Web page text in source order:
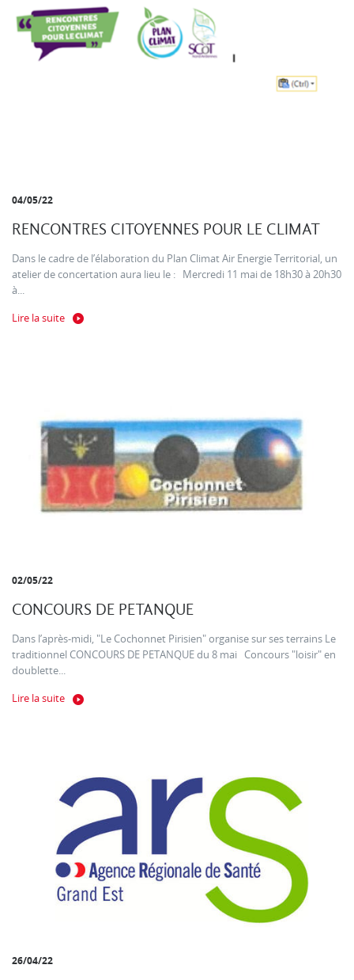
04/05/22
RENCONTRES CITOYENNES POUR LE CLIMAT
Dans le cadre de l’élaboration du Plan Climat Air Energie Territorial, un
atelier de concertation aura lieu le : Mercredi 11 mai de 18h30 à 20h30
à...
Lire la suite
02/05/22
CONCOURS DE PETANQUE
Dans l’après-midi, "Le Cochonnet Pirisien" organise sur ses terrains Le
traditionnel CONCOURS DE PETANQUE du 8 mai Concours "loisir" en
doublette...
Lire la suite
26/04/22